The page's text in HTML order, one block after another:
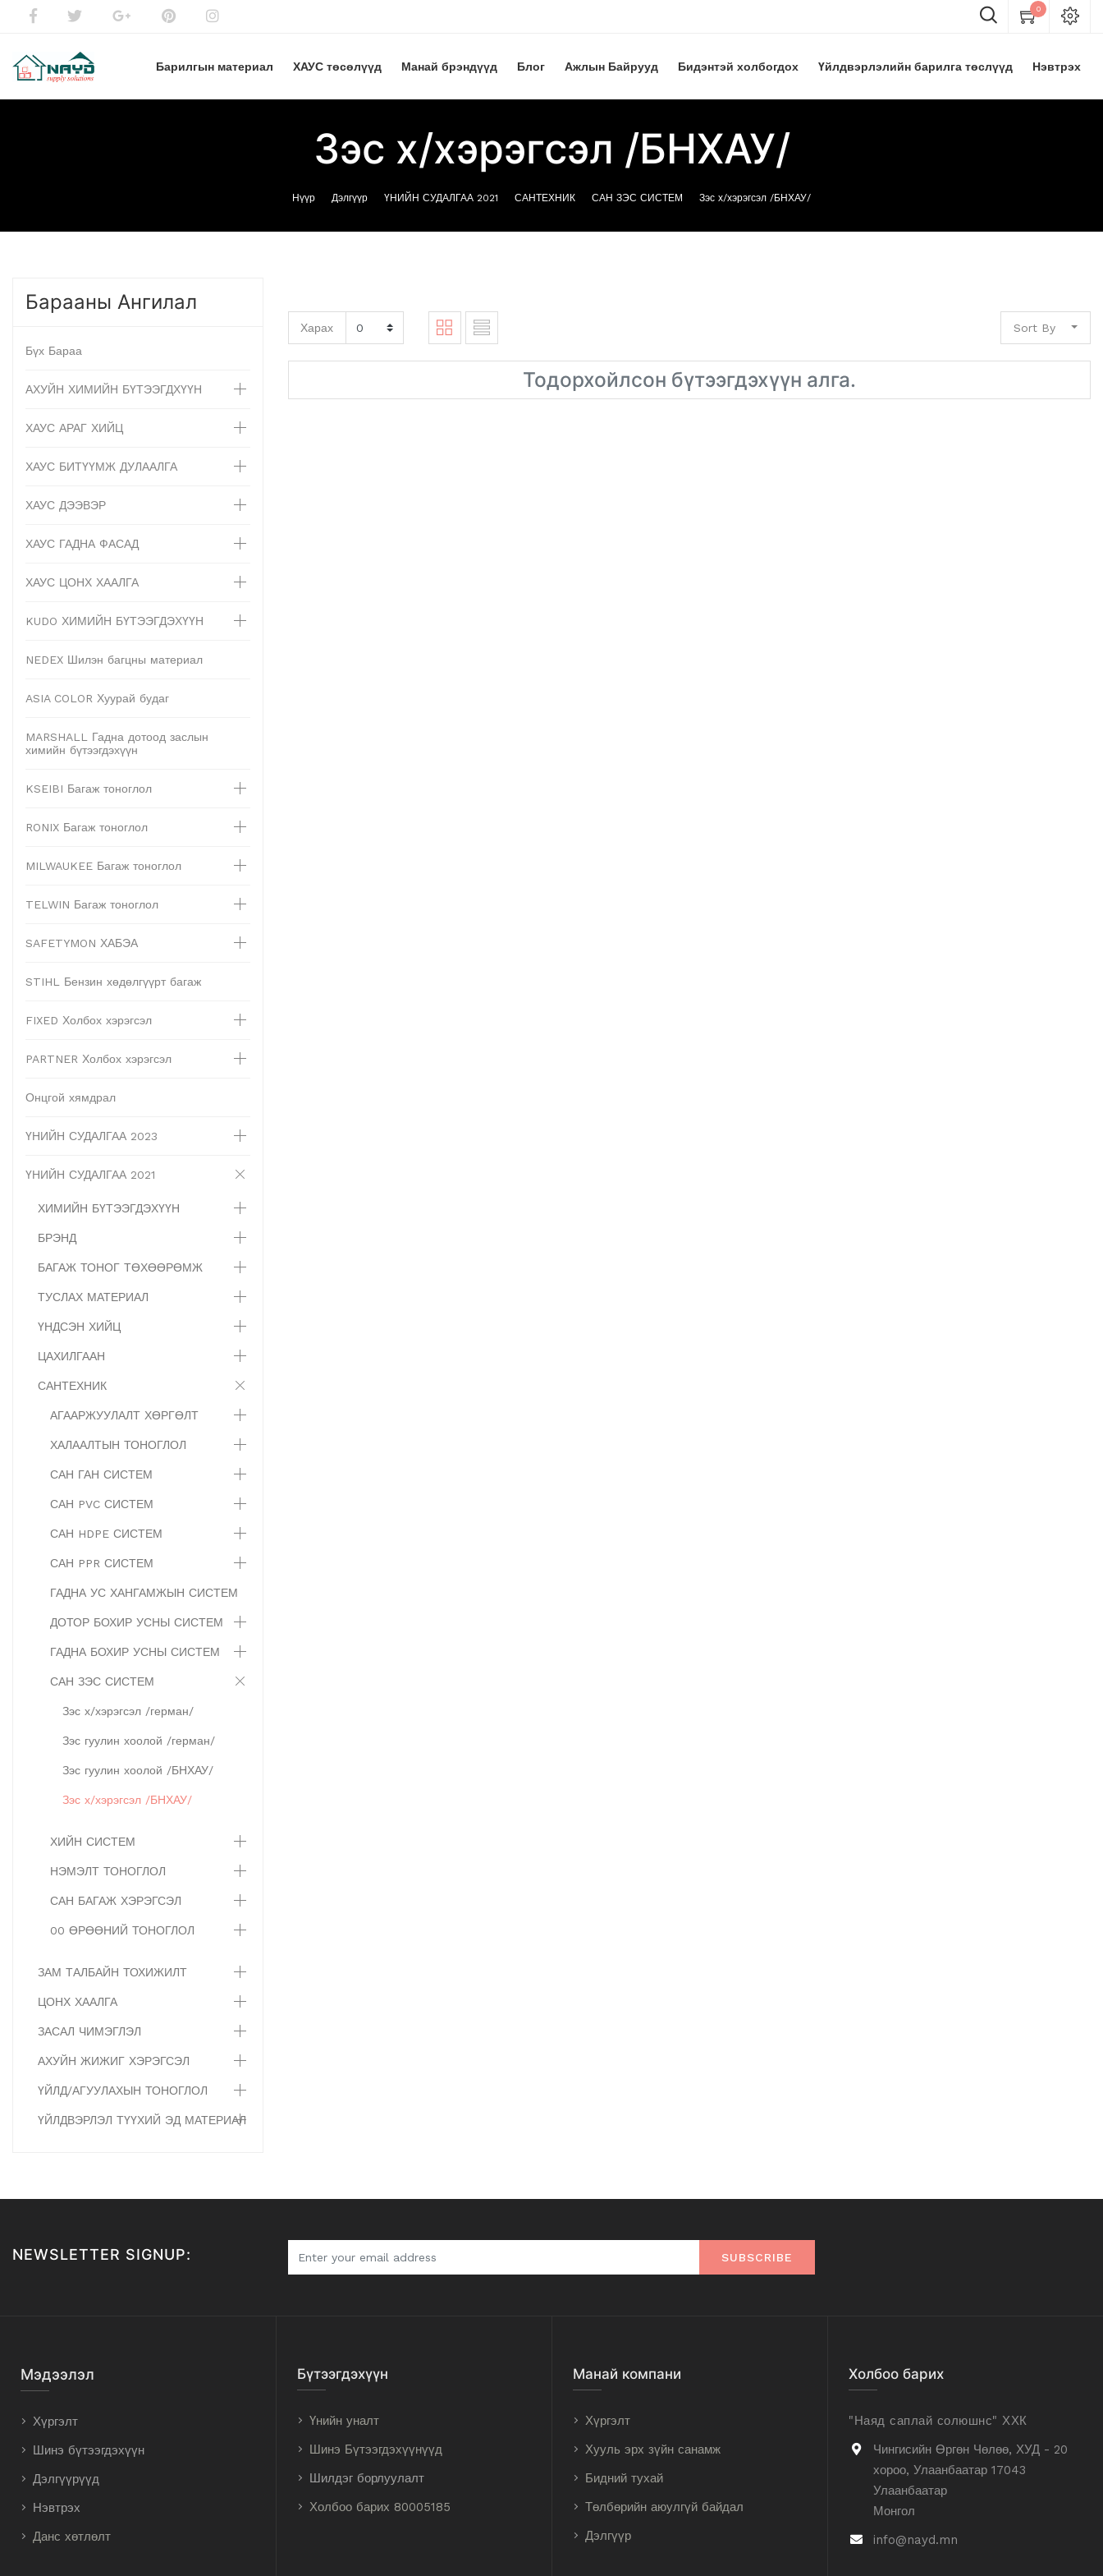
0
Барилгын материал ХАУС төсөлүүд Манай брэндүүд Блог Ажлын Байрууд Бидэнтэй холбогдох Үйлдвэрлэлийн барилга төслүүд Нэвтрэх
Зэс х/хэрэгсэл /БНХАУ/
Нүүр Дэлгүүр ҮНИЙН СУДАЛГАА 2021 САНТЕХНИК САН ЗЭС СИСТЕМ Зэс х/хэрэгсэл /БНХАУ/
Барааны Ангилал
Бүх Бараа
АХУЙН ХИМИЙН БҮТЭЭГДХҮҮН
ХАУС АРАГ ХИЙЦ
ХАУС БИТҮҮМЖ ДУЛААЛГА
ХАУС ДЭЭВЭР
ХАУС ГАДНА ФАСАД
ХАУС ЦОНХ ХААЛГА
KUDO ХИМИЙН БҮТЭЭГДЭХҮҮН
NEDEX Шилэн багцны материал
ASIA COLOR Хуурай будаг
MARSHALL Гадна дотоод заслын
химийн бүтээгдэхүүн
KSEIBI Багаж тоноглол
RONIX Багаж тоноглол
MILWAUKEE Багаж тоноглол
TELWIN Багаж тоноглол
SAFETYMON ХАБЭА
STIHL Бензин хөдөлгүүрт багаж
FIXED Холбох хэрэгсэл
PARTNER Холбох хэрэгсэл
Онцгой хямдрал
ҮНИЙН СУДАЛГАА 2023
ҮНИЙН СУДАЛГАА 2021
ХИМИЙН БҮТЭЭГДЭХҮҮН
БРЭНД
БАГАЖ ТОНОГ ТӨХӨӨРӨМЖ
ТУСЛАХ МАТЕРИАЛ
ҮНДСЭН ХИЙЦ
ЦАХИЛГААН
САНТЕХНИК
АГААРЖУУЛАЛТ ХӨРГӨЛТ
ХАЛААЛТЫН ТОНОГЛОЛ
САН ГАН СИСТЕМ
САН PVC СИСТЕМ
САН HDPE СИСТЕМ
САН PPR СИСТЕМ
ГАДНА УС ХАНГАМЖЫН СИСТЕМ
ДОТОР БОХИР УСНЫ СИСТЕМ
ГАДНА БОХИР УСНЫ СИСТЕМ
САН ЗЭС СИСТЕМ
Зэс х/хэрэгсэл /герман/
Зэс гуулин хоолой /герман/
Зэс гуулин хоолой /БНХАУ/
Зэс х/хэрэгсэл /БНХАУ/
ХИЙН СИСТЕМ
НЭМЭЛТ ТОНОГЛОЛ
САН БАГАЖ ХЭРЭГСЭЛ
00 ӨРӨӨНИЙ ТОНОГЛОЛ
ЗАМ ТАЛБАЙН ТОХИЖИЛТ
ЦОНХ ХААЛГА
ЗАСАЛ ЧИМЭГЛЭЛ
АХУЙН ЖИЖИГ ХЭРЭГСЭЛ
ҮЙЛД/АГУУЛАХЫН ТОНОГЛОЛ
ҮЙЛДВЭРЛЭЛ ТҮҮХИЙ ЭД МАТЕРИАЛ
Харах Sort By
Тодорхойлсон бүтээгдэхүүн алга.
NEWSLETTER SIGNUP: SUBSCRIBE
Мэдээлэл
Хүргэлт
Шинэ бүтээгдэхүүн
Дэлгүүрүүд
Нэвтрэх
Данс хөтлөлт
Бүтээгдэхүүн
Үнийн уналт
Шинэ Бүтээгдэхүүнүүд
Шилдэг борлуулалт
Холбоо барих 80005185
Манай компани
Хүргэлт
Хууль эрх зүйн санамж
Бидний тухай
Төлбөрийн аюулгүй байдал
Дэлгүүр
Холбоо барих
"Наяд саплай солюшнс" ХХК
Чингисийн Өргөн Чөлөө, ХУД - 20
хороо, Улаанбаатар 17043
Улаанбаатар
Монгол
info@nayd.mn